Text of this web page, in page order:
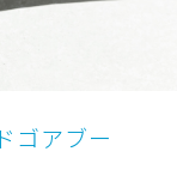
ゴアブー